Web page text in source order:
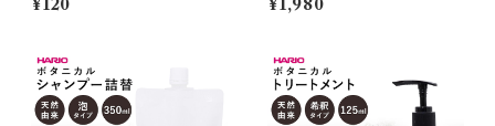
用 高品質 金属 クリップ おむ
ンツ スチールクリップ KM55
2G-KKK
¥120
リア 犬 猫 ペット 自然由来成
い 犬用シャンプー 猫用シャン
プー 泡 泡タイプ 300ml 国産
日本製 PTS-FSMP-300
¥1,980